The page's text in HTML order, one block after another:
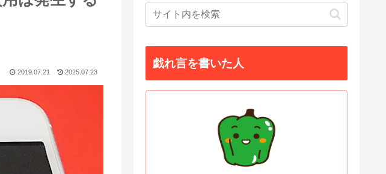
2019.07.21 2025.07.23
戯れ言を書いた人